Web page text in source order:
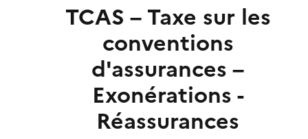
TCAS – Taxe sur les
conventions
d'assurances –
Exonérations -
Réassurances